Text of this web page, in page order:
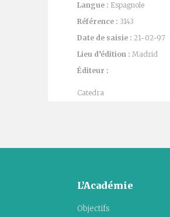
Langue : Espagnole
Référence : 3143
Date de saisie : 21-02-97
Lieu d’édition : Madrid
Éditeur :
Catedra
L’Académie
Objectifs